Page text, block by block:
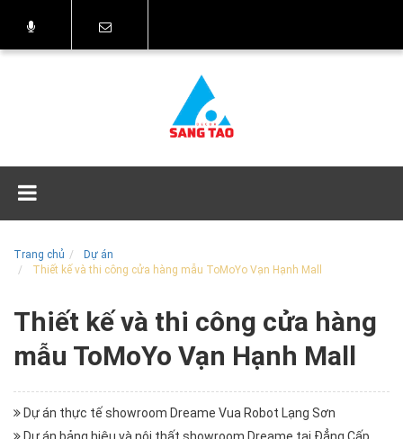
Trang chủ
Dự án
Thiết kế và thi công cửa hàng mẫu ToMoYo Vạn Hạnh Mall
Thiết kế và thi công cửa hàng
mẫu ToMoYo Vạn Hạnh Mall
Dự án thực tế showroom Dreame Vua Robot Lạng Sơn